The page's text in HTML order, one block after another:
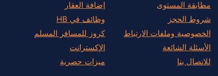
مطابقة المستوى
شروط الحجز
الخصوصية وملفات الارتباط
الأسئلة الشائعة
للاتصال بنا
إضافة العقار
وظائف في HB
كروز للمسافر المسلم
الإكسترانت
ميزات حصرية